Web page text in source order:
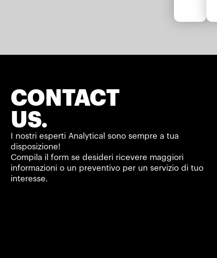
CONTACT
US.
I nostri esperti Analytical sono sempre a tua
disposizione!
Compila il form se desideri ricevere maggiori
informazioni o un preventivo per un servizio di tuo
interesse.